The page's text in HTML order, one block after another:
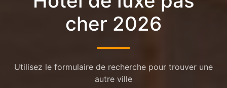
cher 2026
Utilisez le formulaire de recherche pour trouver une
autre ville